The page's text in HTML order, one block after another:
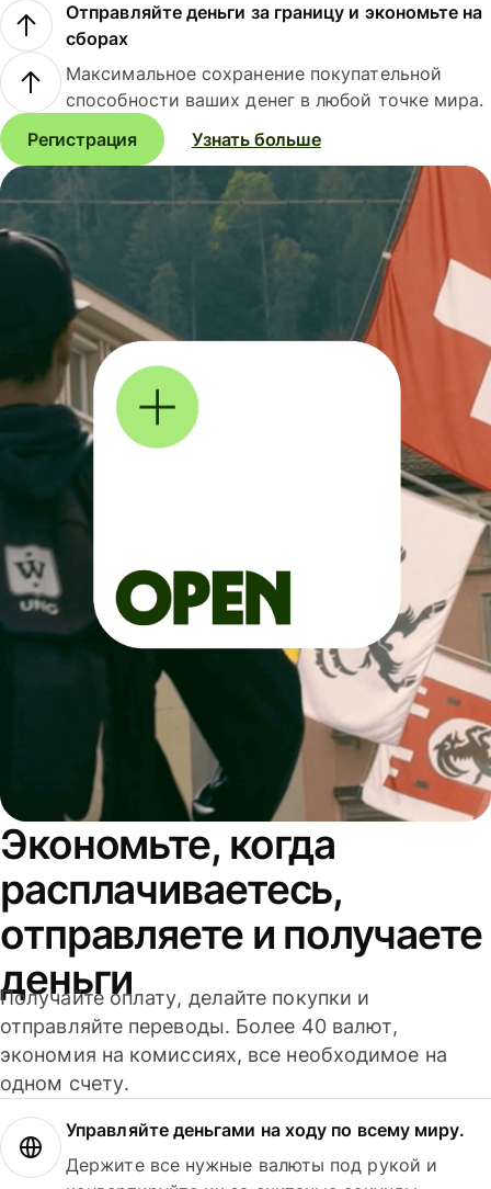
Отправляйте деньги за границу и экономьте на
сборах
Максимальное сохранение покупательной
способности ваших денег в любой точке мира.
Регистрация
Узнать больше
Экономьте, когда
расплачиваетесь,
отправляете и получаете
деньги
Получайте оплату, делайте покупки и
отправляйте переводы. Более 40 валют,
экономия на комиссиях, все необходимое на
одном счету.
Управляйте деньгами на ходу по всему миру.
Держите все нужные валюты под рукой и